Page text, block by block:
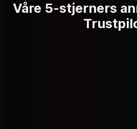
Våre 5-stjerners